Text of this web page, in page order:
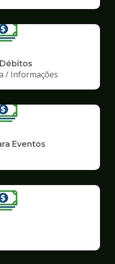
/ Informações
Eventos